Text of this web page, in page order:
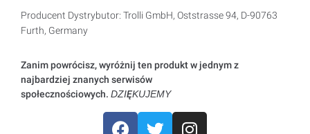
Producent Dystrybutor: Trolli GmbH, Oststrasse 94, D-90763
Furth, Germany
Zanim powrócisz, wyróżnij ten produkt w jednym z
najbardziej znanych serwisów
społecznościowych. DZIĘKUJEMY